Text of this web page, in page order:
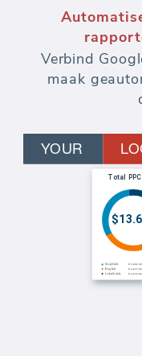
Bewaak
van elke